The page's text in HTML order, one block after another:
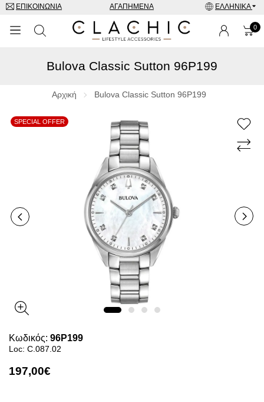
ΕΠΙΚΟΙΝΩΝΊΑ ΑΓΑΠΗΜΈΝΑ ΕΛΛΗΝΙΚΆ
0
ΜΑΡΚΕΣ
ΡΟΛΌΓΙΑ
ΚΟΣΜΉΜΑΤΑ
ΓΥΑΛΙΆ ΗΛΊΟΥ
ΑΞΕΣΟΥΑΡ
SPECIAL OFFERS
Bulova Classic Sutton 96P199
Αρχική Bulova Classic Sutton 96P199
SPECIAL OFFER
Κωδικός: 96P199
Loc: C.087.02
197,00€